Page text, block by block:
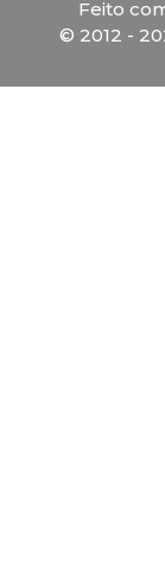
Feito
© 2012 -